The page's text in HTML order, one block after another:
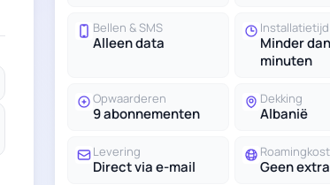
Bellen & SMS
Alleen data
Installatietijd
Minder
minuten
Opwaarderen
9 abonnementen
Dekking
Albanië
Levering
Direct via e-mail Geen